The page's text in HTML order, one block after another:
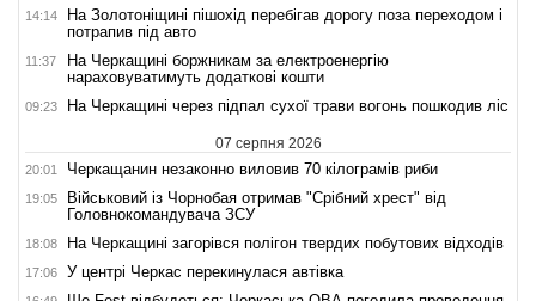
14:14
На Золотоніщині пішохід перебігав дорогу поза переходом і
потрапив під авто
11:37
На Черкащині боржникам за електроенергію
нараховуватимуть додаткові кошти
09:23 На Черкащині через підпал сухої трави вогонь пошкодив ліс
07 серпня 2026
20:01 Черкащанин незаконно виловив 70 кілограмів риби
19:05
Військовий із Чорнобая отримав "Срібний хрест" від
Головнокомандувача ЗСУ
18:08 На Черкащині загорівся полігон твердих побутових відходів
17:06 У центрі Черкас перекинулася автівка